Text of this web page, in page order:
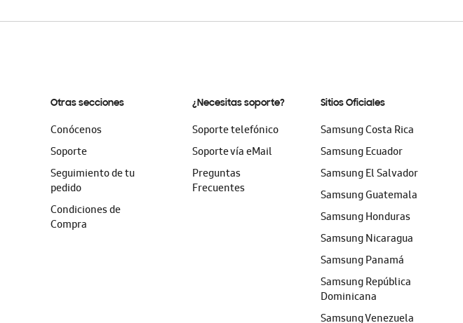
Otras secciones
Conócenos
Soporte
Seguimiento de tu
pedido
Condiciones de
Compra
¿Necesitas soporte?
Soporte telefónico
Soporte vía eMail
Preguntas
Frecuentes
Sitios Oficiales
Samsung Costa Rica
Samsung Ecuador
Samsung El Salvador
Samsung Guatemala
Samsung Honduras
Samsung Nicaragua
Samsung Panamá
Samsung República
Dominicana
Samsung Venezuela